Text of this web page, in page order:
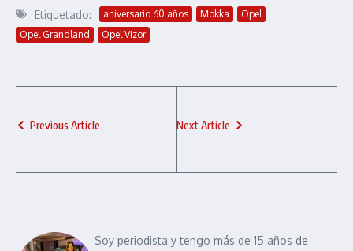
Etiquetado: aniversario 60 años Mokka
Opel
Opel Grandland
Opel Vizor
Previous Article Next Article
Soy periodista y tengo más de 15 años de